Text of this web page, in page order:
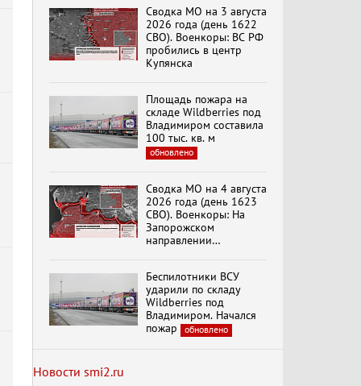
Специальный репортаж
«Безразмерное
Кольцо»
РОССИИ! Обращение
Г.А. Зюганова,
Председателя ЦК
КПРФ Руководителя
фракции КПРФ в
Государственной Думе
Документальный
террор"
Менять курс! В.Боглаев,
И.Буданов, А.Лежава,
(05.08.2026)
Темы дня (05.08.2026)
В ОРЛОВСКОМ
ГОСУДАРСТВЕННОМ
Сводка МО на 3 августа
2026 года (день 1622
СВО). Военкоры: ВС РФ
пробились в центр
Купянска
Площадь пожара на
складе Wildberries под
Владимиром составила
100 тыс. кв. м
обновлено
Сводка МО на 4 августа
2026 года (день 1623
СВО). Военкоры: На
Запорожском
направлении
Степногорска
Беспилотники ВСУ
ударили по складу
Wildberries под
Владимиром. Начался
пожар
обновлено
Новости smi2.ru